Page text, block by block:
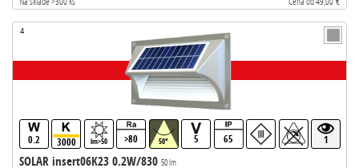
4
0.2 3000 lm>50 >80 50° 5 65 1
SOLAR insert06K23 0.2W/830 50 lm